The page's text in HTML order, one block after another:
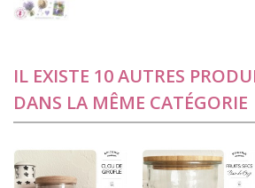
IL EXISTE 10 AUTRES
DANS LA MÊME CATÉGORIE